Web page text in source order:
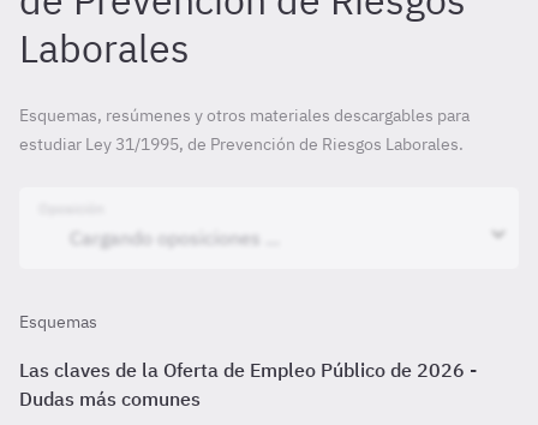
Laborales
Esquemas, resúmenes y otros materiales descargables para
estudiar Ley 31/1995, de Prevención de Riesgos Laborales.
Esquemas
Las claves de la Oferta de Empleo Público de 2026 -
Dudas más comunes